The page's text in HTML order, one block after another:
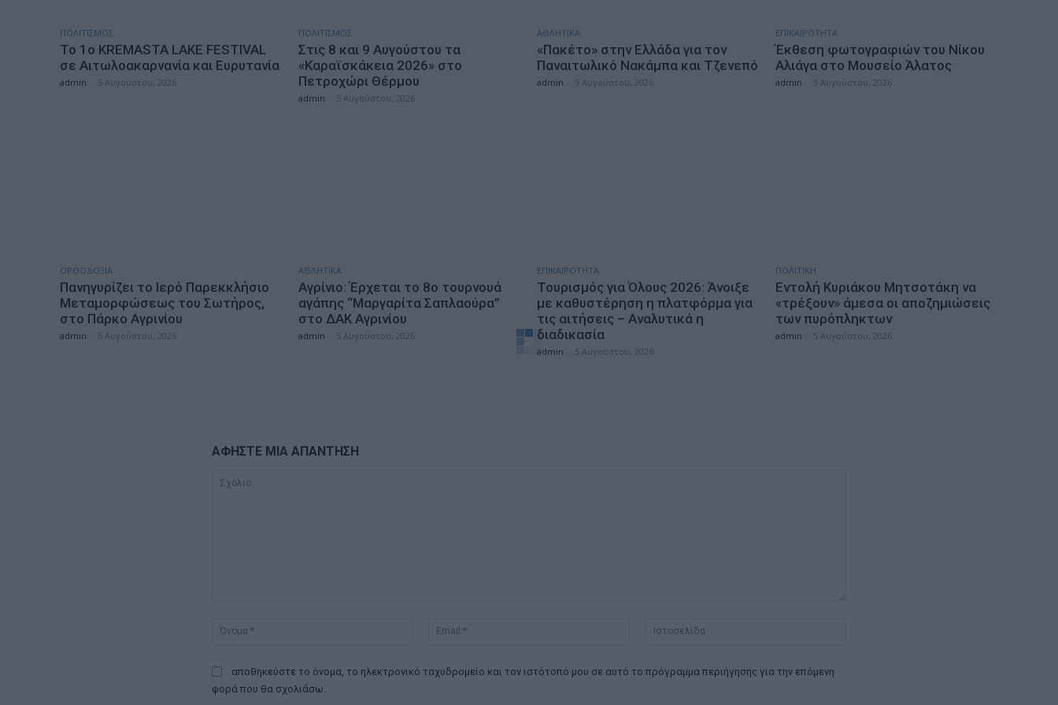
ΠΟΛΙΤΙΣΜΟΣ
Το 1ο KREMASTA LAKE FESTIVAL
σε Αιτωλοακαρνανία και Ευρυτανία
admin 5 Αυγούστου, 2026
ΠΟΛΙΤΙΣΜΟΣ
Στις 8 και 9 Αυγούστου τα
«Καραϊσκάκεια 2026» στο
Πετροχώρι Θέρμου
admin 5 Αυγούστου, 2026
ΑΘΛΗΤΙΚΑ
«Πακέτο» στην Ελλάδα για τον
Παναιτωλικό Νακάμπα και Τζενεπό
admin 5 Αυγούστου, 2026
ΕΠΙΚΑΙΡΟΤΗΤΑ
Έκθεση φωτογραφιών του Νίκου
Αλιάγα στο Μουσείο Άλατος
admin 5 Αυγούστου, 2026
ΟΡΘΟΔΟΞΙΑ
Πανηγυρίζει το Ιερό Παρεκκλήσιο
Μεταμορφώσεως του Σωτήρος,
στο Πάρκο Αγρινίου
admin 5 Αυγούστου, 2026
ΑΘΛΗΤΙΚΑ
Αγρίνιο: Έρχεται το 8ο τουρνουά
αγάπης “Μαργαρίτα Σαπλαούρα”
στο ΔΑΚ Αγρινίου
admin 5 Αυγούστου, 2026
ΕΠΙΚΑΙΡΟΤΗΤΑ
Τουρισμός για Όλους 2026: Άνοιξε
με καθυστέρηση η πλατφόρμα για
τις αιτήσεις – Αναλυτικά η
διαδικασία
admin 5 Αυγούστου, 2026
ΠΟΛΙΤΙΚΗ
Εντολή Κυριάκου Μητσοτάκη να
«τρέξουν» άμεσα οι αποζημιώσεις
των πυρόπληκτων
admin 5 Αυγούστου, 2026
ΑΦΗΣΤΕ ΜΙΑ ΑΠΑΝΤΗΣΗ
Όνομα:*
Email:*
αποθηκεύστε το όνομα, το ηλεκτρονικό ταχυδρομείο και τον ιστότοπό μου σε αυτό το πρόγραμμα περιήγησης για την επόμενη
φορά που θα σχολιάσω.